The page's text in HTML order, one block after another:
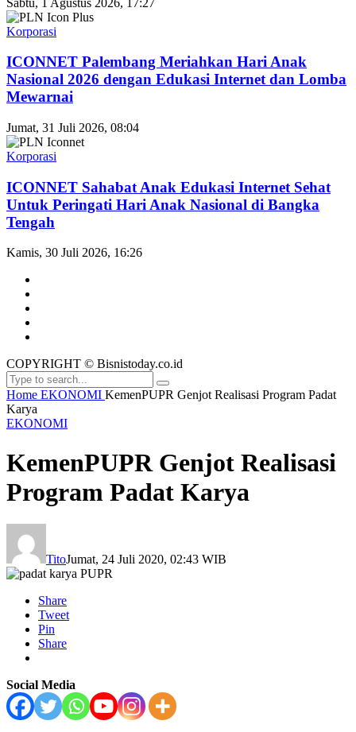
Korporasi
ICONNET Palembang Meriahkan Hari Anak
Nasional 2026 dengan Edukasi Internet dan Lomba
Mewarnai
Jumat, 31 Juli 2026, 08:04
Korporasi
ICONNET Sahabat Anak Edukasi Internet Sehat
Untuk Peringati Hari Anak Nasional di Bangka
Tengah
Kamis, 30 Juli 2026, 16:26
COPYRIGHT © Bisnistoday.co.id
Home EKONOMI KemenPUPR Genjot Realisasi Program Padat
Karya
EKONOMI
KemenPUPR Genjot Realisasi
Program Padat Karya
TitoJumat, 24 Juli 2020, 02:43 WIB
Share
Tweet
Pin
Share
Social Media